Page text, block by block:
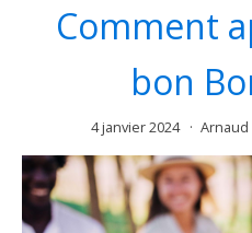
Comment
bon
4 janvier 2024 Arnaud